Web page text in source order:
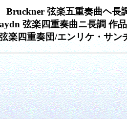
Bruckner 弦楽五重奏曲ヘ長
弦楽四重奏曲ニ長調 作
楽四重奏団/エンリケ・サン